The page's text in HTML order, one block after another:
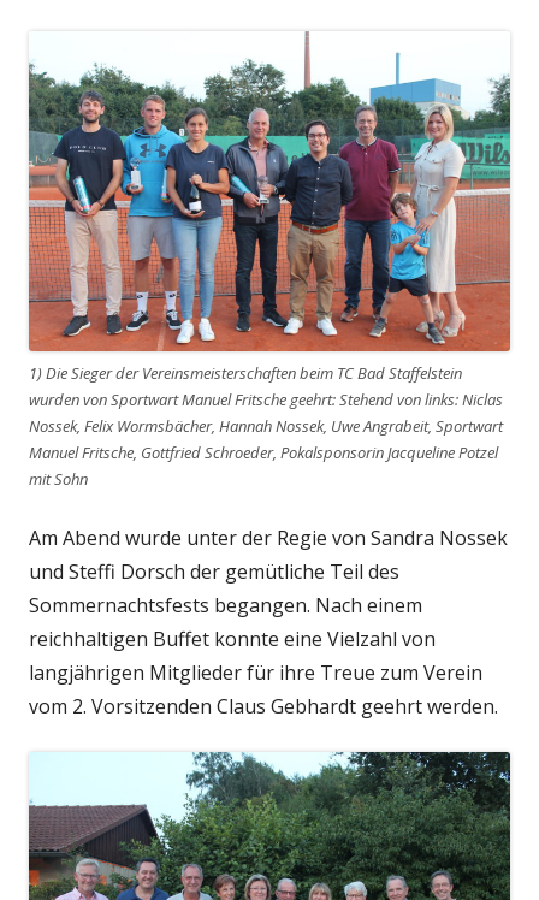
1) Die Sieger der Vereinsmeisterschaften beim TC Bad Staffelstein
wurden von Sportwart Manuel Fritsche geehrt: Stehend von links: Niclas
Nossek, Felix Wormsbächer, Hannah Nossek, Uwe Angrabeit, Sportwart
Manuel Fritsche, Gottfried Schroeder, Pokalsponsorin Jacqueline Potzel
mit Sohn
Am Abend wurde unter der Regie von Sandra Nossek
und Steffi Dorsch der gemütliche Teil des
Sommernachtsfests begangen. Nach einem
reichhaltigen Buffet konnte eine Vielzahl von
langjährigen Mitglieder für ihre Treue zum Verein
vom 2. Vorsitzenden Claus Gebhardt geehrt werden.